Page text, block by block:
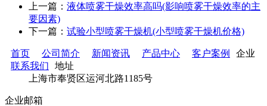
上一篇： 液体喷雾干燥效率高吗(影响喷雾干燥效率的主
要因素)
下一篇： 试验小型喷雾干燥机(小型喷雾干燥机价格)
首页 公司简介 新闻资讯 产品中心
客户案例
联系我们
企业
地址
上海市奉贤区运河北路1185号
企业邮箱